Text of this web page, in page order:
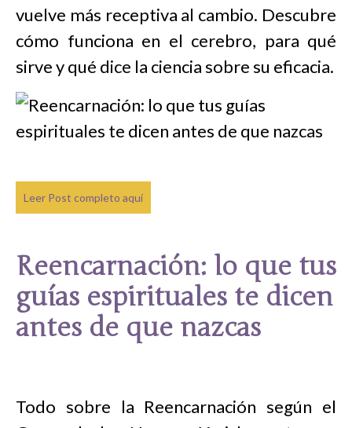
vuelve más receptiva al cambio. Descubre
cómo funciona en el cerebro, para qué
sirve y qué dice la ciencia sobre su eficacia.
Leer Post completo aquí
Reencarnación: lo que tus
guías espirituales te dicen
antes de que nazcas
Todo sobre la Reencarnación según el